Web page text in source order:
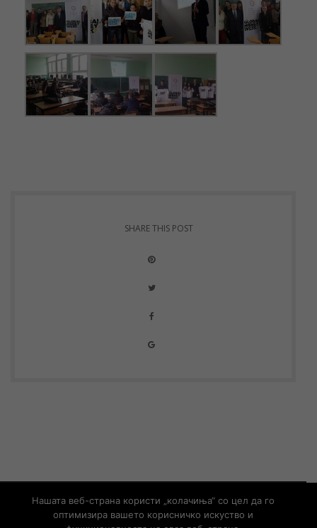
SHARE THIS POST
© Copyright 2019 – Developed byUNET
Информации од јавен карактер
Контакт
Нашата веб-страна користи „колачиња“ со цел да го
оптимизира вашето корисничко искуство и